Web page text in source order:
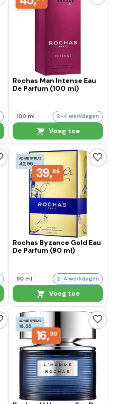
Rochas Man Intense Eau
De Parfum (100 ml)
100 ml 2-4 werkdagen
Voeg toe
ADVIESPRIJS
42,95
39,86
Rochas Byzance Gold Eau
De Parfum (90 ml)
90 ml 2-4 werkdagen
Voeg toe
ADVIESPRIJS
16,95
16,90